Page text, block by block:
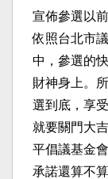
宣佈參選以
依照台北市
中，參選的
財神身上。
選到底，享
就要關門大
平倡議基金
承諾還算不